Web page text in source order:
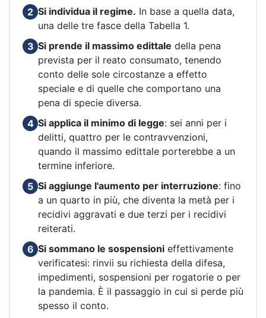
2 Si individua il regime. In base a quella data,
una delle tre fasce della Tabella 1.
3 Si prende il massimo edittale della pena
prevista per il reato consumato, tenendo
conto delle sole circostanze a effetto
speciale e di quelle che comportano una
pena di specie diversa.
4 Si applica il minimo di legge: sei anni per i
delitti, quattro per le contravvenzioni,
quando il massimo edittale porterebbe a un
termine inferiore.
5 Si aggiunge l'aumento per interruzione: fino
a un quarto in più, che diventa la metà per i
recidivi aggravati e due terzi per i recidivi
reiterati.
6 Si sommano le sospensioni effettivamente
verificatesi: rinvii su richiesta della difesa,
impedimenti, sospensioni per rogatorie o per
la pandemia. È il passaggio in cui si perde più
spesso il conto.